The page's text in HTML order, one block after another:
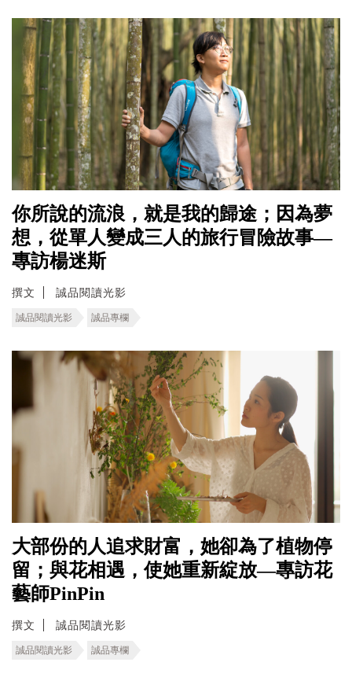
你所說的流浪，就是我的歸途；因為夢
想，從單人變成三人的旅行冒險故事—
專訪楊迷斯
撰文 誠品閱讀光影
誠品閱讀光影 誠品專欄
大部份的人追求財富，她卻為了植物停
留；與花相遇，使她重新綻放—專訪花
藝師PinPin
撰文 誠品閱讀光影
誠品閱讀光影 誠品專欄